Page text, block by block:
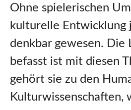
Ohne spielerischen
kulturelle Entwicklung
denkbar gewesen. Die
befasst ist mit diesen
gehört sie zu den
Kulturwissenschaften,